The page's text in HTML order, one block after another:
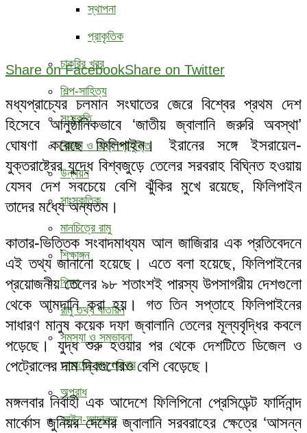
স্থাপনা
প্রাকৃতিক
চাকরির খবর
শিল্প-সাহিত্য
সংস্কৃতি
বিজ্ঞান ও তথ্য প্রযুক্তি
উন্নয়ন
সাংস্কৃতিক
মানচিত্রে রামু
শিক্ষাঙ্গন
শিক্ষা
রামু তথ্য বাতায়ন
সমস্যা ও সম্ভাবনা
আমাদের রামু পরিবার
অপরাধ
আইন-আদালত
Share on FacebookShare on Twitter
মধ্যপ্রাচ্যের চলমান সংঘাতের জেরে বিশ্বের প্রথম দেশ
হিসেবে আনুষ্ঠানিকভাবে ‘জাতীয় জ্বালানি জরুরি অবস্থা’
ঘোষণা করেছে ফিলিপাইন। ইরানের সঙ্গে ইসরায়েল-
যুক্তরাষ্ট্রের যুদ্ধে বিশ্বজুড়ে তেলের সরবরাহ বিঘ্নিত হওয়ায়
যেসব দেশ সবচেয়ে বেশি ঝুঁকির মুখে রয়েছে, ফিলিপাইন
তাদের মধ্যে অন্যতম।
কাতার-ভিত্তিক সংবাদমাধ্যম আল জাজিরার এক প্রতিবেদনে
এই তথ্য জানানো হয়েছে। এতে বলা হয়েছে, ফিলিপাইনের
প্রয়োজনীয় তেলের ৯৮ শতাংশই পারস্য উপসাগরীয় দেশগুলো
থেকে আমদানি করা হয়। গত তিন সপ্তাহে ফিলিপাইনের
সাধারণ মানুষ কয়েক দফা জ্বালানি তেলের মূল্যবৃদ্ধির কবলে
পড়েছে। যুদ্ধ শুরু হওয়ার পর থেকে দেশটিতে ডিজেল ও
পেট্রোলের দাম দ্বিগুণেরও বেশি বেড়েছে।
মঙ্গলবার নির্বাহী এক আদেশে ফিলিপিনো প্রেসিডেন্ট ফার্দিনান্দ
মার্কোস জুনিয়র দেশের জ্বালানি সরবরাহের ক্ষেত্রে ‘আসন্ন